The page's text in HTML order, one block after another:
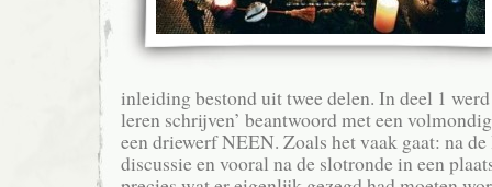
inleiding bestond uit twee delen. In deel 1
leren schrijven’ beantwoord met een
een driewerf NEEN. Zoals het vaak gaat: na
discussie en vooral na de slotronde in een